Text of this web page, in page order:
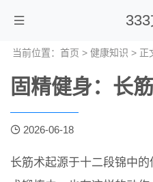
当前位置： 首页 > 健康知识 > 正
固精健身：长
2026-06-18
长筋术起源于十二段锦中